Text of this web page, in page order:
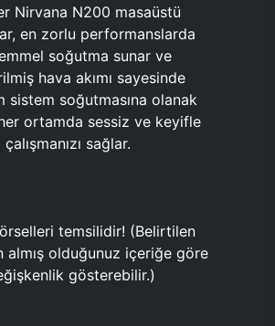
Nirvana N200 masaüstü
en zorlu performanslarda
soğutma sunar ve
hava akımı sayesinde
sistem soğutmasına olanak
ortamda sessiz ve keyifle
çalışmanızı sağlar.
temsilidir! (Belirtilen
almış olduğunuz içeriğe göre
gösterebilir.)